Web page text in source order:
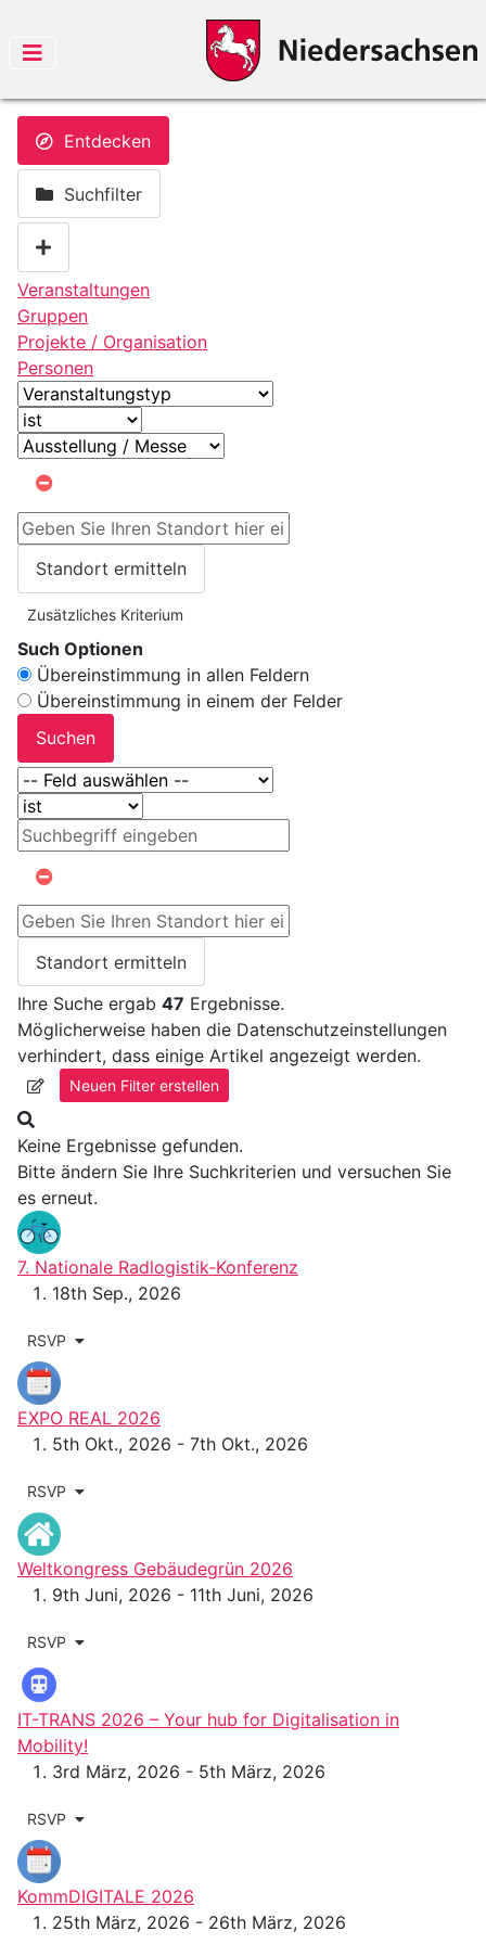
Entdecken
Suchfilter
Veranstaltungen
Gruppen
Projekte / Organisation
Personen
Standort ermitteln
Zusätzliches Kriterium
Such Optionen
Übereinstimmung in allen Feldern
Übereinstimmung in einem der Felder
Suchen
Standort ermitteln
Ihre Suche ergab 47 Ergebnisse.
Möglicherweise haben die Datenschutzeinstellungen
verhindert, dass einige Artikel angezeigt werden.
Neuen Filter erstellen
Keine Ergebnisse gefunden.
Bitte ändern Sie Ihre Suchkriterien und versuchen Sie
es erneut.
7. Nationale Radlogistik-Konferenz
18th Sep., 2026
RSVP
EXPO REAL 2026
5th Okt., 2026 - 7th Okt., 2026
RSVP
Weltkongress Gebäudegrün 2026
9th Juni, 2026 - 11th Juni, 2026
RSVP
IT-TRANS 2026 – Your hub for Digitalisation in
Mobility!
3rd März, 2026 - 5th März, 2026
RSVP
KommDIGITALE 2026
25th März, 2026 - 26th März, 2026